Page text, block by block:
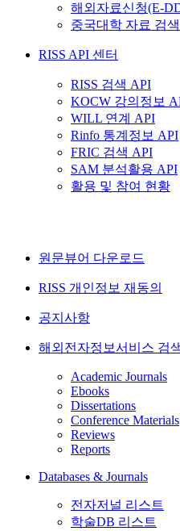
해외자료신청(E-
중국대학 자료 검색
RISS API 센터
RISS 검색 API
KOCW 강의정보
WILL 연계 API
Rinfo 통계정보 API
FRIC 검색 API
SAM 분석활용 API
활용 및 참여 현황
원문뷰어 다운로드
RISS 개인정보 재동의
공지사항
해외전자정보서비스 검
Academic Journals
Ebooks
Dissertations
Conference Materials
Reviews
Reports
Databases & Journals
전자저널 리스트
학술DB 리스트